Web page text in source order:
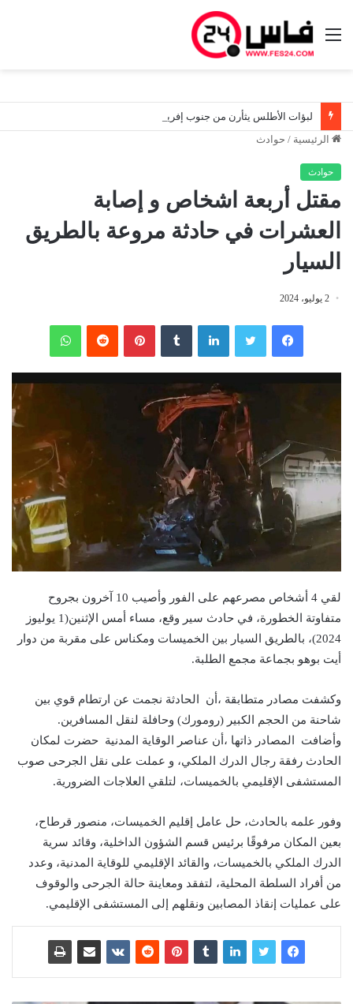
القائمة
الرئيسية / حوادث
حوادث
مقتل أربعة اشخاص و إصابة
العشرات في حادثة مروعة بالطريق
السيار
2 يوليو، 2024
فيسبوك لينكدإن بينتيريست
لقي 4 أشخاص مصرعهم على الفور وأصيب 10 آخرون بجروح
متفاوتة الخطورة، في حادث سير وقع، مساء أمس الإثنين(1 يوليوز
2024)، بالطريق السيار بين الخميسات ومكناس على مقربة من دوار
أيت بوهو بجماعة مجمع الطلبة.
وكشفت مصادر متطابقة ،أن الحادثة نجمت عن ارتطام قوي بين
شاحنة من الحجم الكبير (رومورك) وحافلة لنقل المسافرين.
وأضافت المصادر ذاتها ،أن عناصر الوقاية المدنية حضرت لمكان
الحادث رفقة رجال الدرك الملكي، و عملت على نقل الجرحى صوب
المستشفى الإقليمي بالخميسات، لتلقي العلاجات الضرورية.
وفور علمه بالحادث، حل عامل إقليم الخميسات، منصور قرطاح،
بعين المكان مرفوقًا برئيس قسم الشؤون الداخلية، وقائد سرية
الدرك الملكي بالخميسات، والقائد الإقليمي للوقاية المدنية، وعدد
من أفراد السلطة المحلية، لتفقد ومعاينة حالة الجرحى والوقوف
على عمليات إنقاذ المصابين ونقلهم إلى المستشفى الإقليمي.